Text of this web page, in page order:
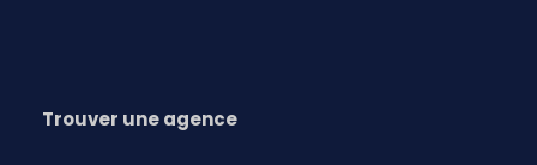
Trouver une agence